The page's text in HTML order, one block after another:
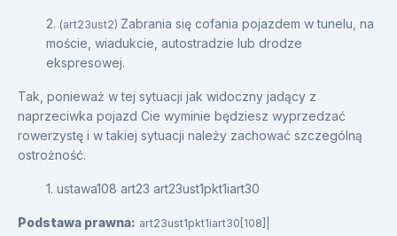
2. (art23ust2) Zabrania się cofania pojazdem w tunelu, na
moście, wiadukcie, autostradzie lub drodze
ekspresowej.
Tak, ponieważ w tej sytuacji jak widoczny jadący z
naprzeciwka pojazd Cie wyminie będziesz wyprzedzać
rowerzystę i w takiej sytuacji należy zachować szczególną
ostrożność.
1. ustawa108 art23 art23ust1pkt1iart30
Podstawa prawna: art23ust1pkt1iart30[108]|